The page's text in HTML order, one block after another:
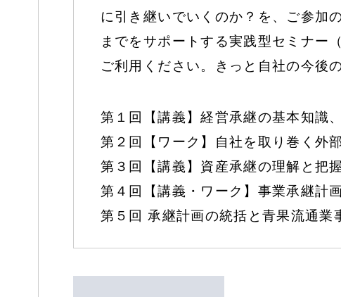
に引き継いでいくのか？を、ご参加
までをサポートする実践型セミナー
ご利用ください。きっと自社の今後
第１回【講義】経営承継の基本知識
第２回【ワーク】自社を取り巻く外
第３回【講義】資産承継の理解と把握
第４回【講義・ワーク】事業承継計
第５回 承継計画の統括と青果流通業